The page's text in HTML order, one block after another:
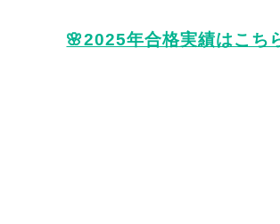
🌸2025年合格実績はこち